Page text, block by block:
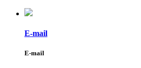
E-mail
E-mail